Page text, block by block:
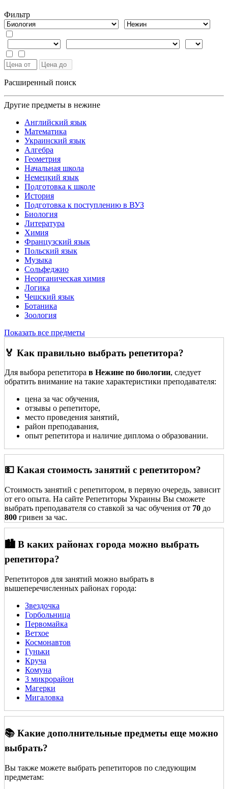
Фильтр
Расширенный поиск
Другие предметы в нежине
Английский язык
Математика
Украинский язык
Алгебра
Геометрия
Начальная школа
Немецкий язык
Подготовка к школе
История
Подготовка к поступлению в ВУЗ
Биология
Литература
Химия
Французский язык
Польский язык
Музыка
Сольфеджио
Неорганическая химия
Логика
Чешский язык
Ботаника
Зоология
Показать все предметы
🏅 Как правильно выбрать репетитора?
Для выбора репетитора в Нежине по биологии, следует
обратить внимание на такие характеристики преподавателя:
цена за час обучения,
отзывы о репетиторе,
место проведения занятий,
район преподавания,
опыт репетитора и наличие диплома о образовании.
💵 Какая стоимость занятий с репетитором?
Стоимость занятий с репетитором, в первую очередь, зависит
от его опыта. На сайте Репетиторы Украины Вы сможете
выбрать преподавателя со ставкой за час обучения от 70 до
800 гривен за час.
🏙️ В каких районах города можно выбрать
репетитора?
Репетиторов для занятий можно выбрать в
вышеперечисленных районах города:
Звездочка
Горбольница
Первомайка
Ветхое
Космонавтов
Гуньки
Круча
Комуна
3 микрорайон
Магерки
Мигаловка
📚 Какие дополнительные предметы еще можно
выбрать?
Вы также можете выбрать репетиторов по следующим
предметам: